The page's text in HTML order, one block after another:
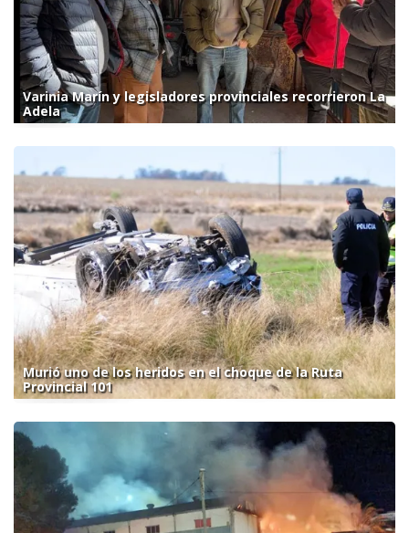
Varinia Marín y legisladores provinciales recorrieron La
Adela
Murió uno de los heridos en el choque de la Ruta
Provincial 101